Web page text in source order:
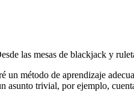
las mesas de blackjack y
método de aprendizaje
trivial, por ejemplo,